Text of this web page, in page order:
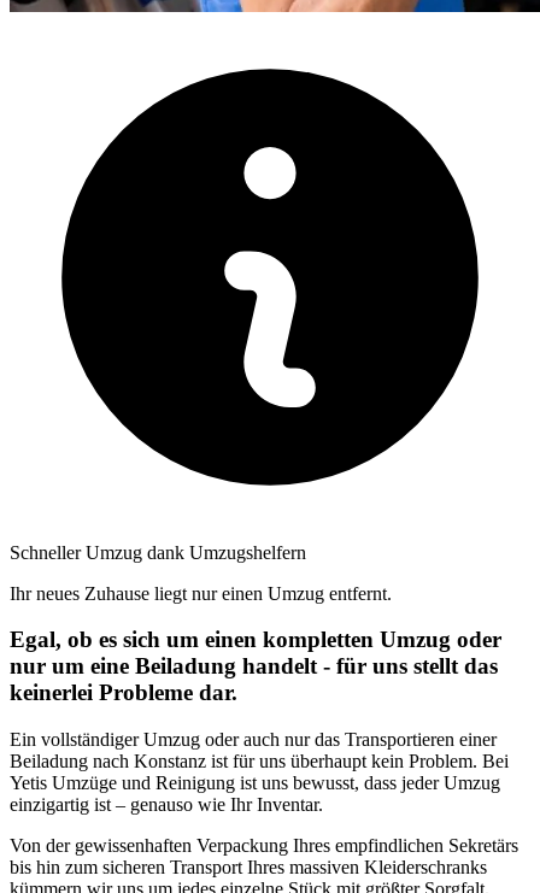
Schneller Umzug dank Umzugshelfern
Ihr neues Zuhause liegt nur einen Umzug entfernt.
Egal, ob es sich um einen kompletten Umzug oder
nur um eine Beiladung handelt - für uns stellt das
keinerlei Probleme dar.
Ein vollständiger Umzug oder auch nur das Transportieren einer
Beiladung nach Konstanz ist für uns überhaupt kein Problem. Bei
Yetis Umzüge und Reinigung ist uns bewusst, dass jeder Umzug
einzigartig ist – genauso wie Ihr Inventar.
Von der gewissenhaften Verpackung Ihres empfindlichen Sekretärs
bis hin zum sicheren Transport Ihres massiven Kleiderschranks
kümmern wir uns um jedes einzelne Stück mit größter Sorgfalt.